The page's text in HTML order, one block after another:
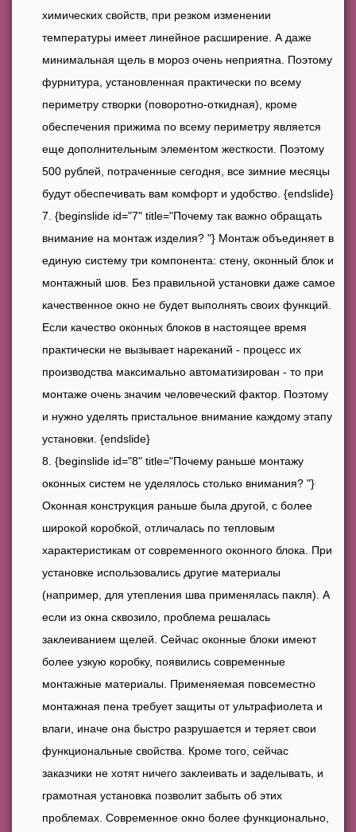
химических свойств, при резком изменении
температуры имеет линейное расширение. А даже
минимальная щель в мороз очень неприятна. Поэтому
фурнитура, установленная практически по всему
периметру створки (поворотно-откидная), кроме
обеспечения прижима по всему периметру является
еще дополнительным элементом жесткости. Поэтому
500 рублей, потраченные сегодня, все зимние месяцы
будут обеспечивать вам комфорт и удобство. {endslide}
{beginslide id="7" title="Почему так важно обращать
внимание на монтаж изделия? "} Монтаж объединяет в
единую систему три компонента: стену, оконный блок и
монтажный шов. Без правильной установки даже самое
качественное окно не будет выполнять своих функций.
Если качество оконных блоков в настоящее время
практически не вызывает нареканий - процесс их
производства максимально автоматизирован - то при
монтаже очень значим человеческий фактор. Поэтому
и нужно уделять пристальное внимание каждому этапу
установки. {endslide}
{beginslide id="8" title="Почему раньше монтажу
оконных систем не уделялось столько внимания? "}
Оконная конструкция раньше была другой, с более
широкой коробкой, отличалась по тепловым
характеристикам от современного оконного блока. При
установке использовались другие материалы
(например, для утепления шва применялась пакля). А
если из окна сквозило, проблема решалась
заклеиванием щелей. Сейчас оконные блоки имеют
более узкую коробку, появились современные
монтажные материалы. Применяемая повсеместно
монтажная пена требует защиты от ультрафиолета и
влаги, иначе она быстро разрушается и теряет свои
функциональные свойства. Кроме того, сейчас
заказчики не хотят ничего заклеивать и заделывать, и
грамотная установка позволит забыть об этих
проблемах. Современное окно более функционально,